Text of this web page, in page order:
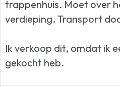
trappenhuis. Moet over
verdieping. Transport
Ik verkoop dit, omdat ik
gekocht heb.